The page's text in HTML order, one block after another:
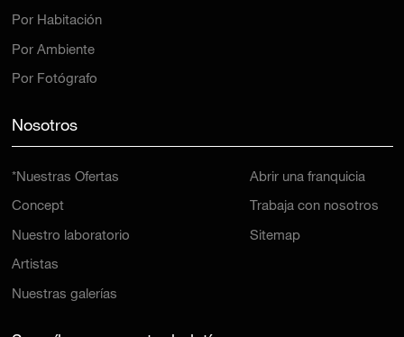
Por Habitación
Por Ambiente
Por Fotógrafo
Nosotros
*Nuestras Ofertas
Concept
Nuestro laboratorio
Artistas
Nuestras galerías
Abrir una franquicia
Trabaja con nosotros
Sitemap